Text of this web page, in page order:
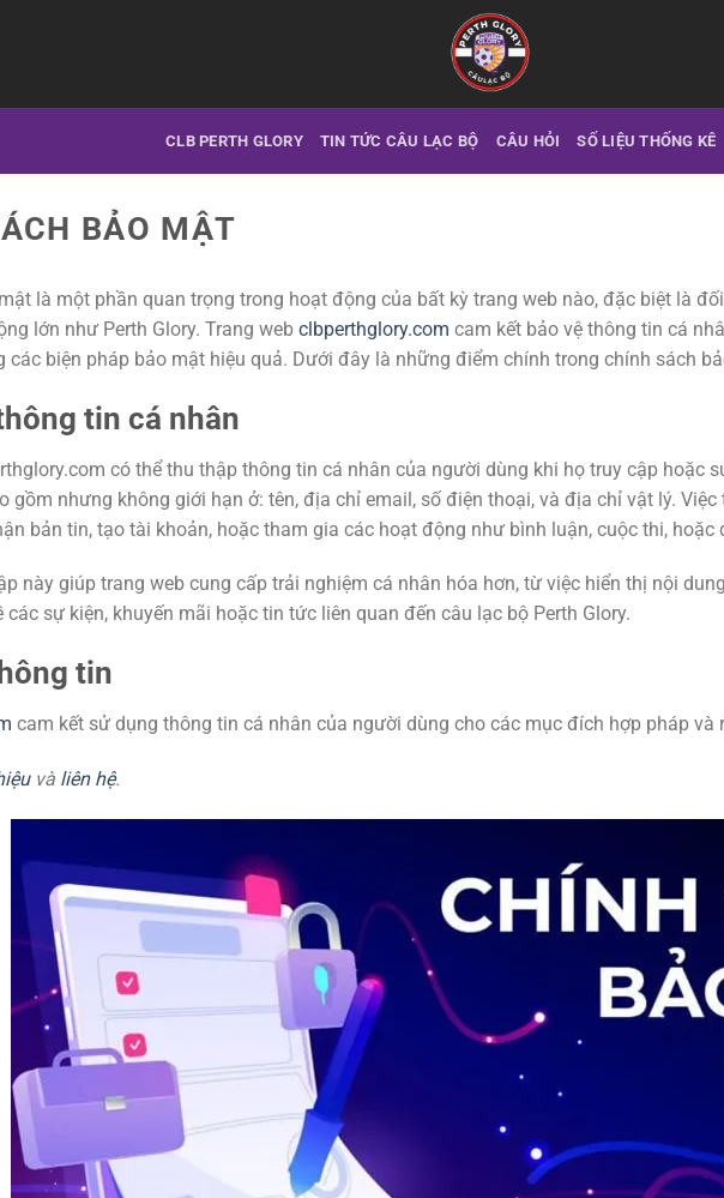
CLB PERTH GLORY TIN TỨC CÂU LẠC BỘ CÂU HỎI SỐ LIỆU THỐNG KÊ
BẢO MẬT
là một phần quan trọng trong hoạt động của bất kỳ trang web nào, đặc biệt là
lớn như Perth Glory. Trang web clbperthglory.com cam kết bảo vệ thông tin cá
các biện pháp bảo mật hiệu quả. Dưới đây là những điểm chính trong chính sách
tin cá nhân
có thể thu thập thông tin cá nhân của người dùng khi họ truy cập hoặc
gồm nhưng không giới hạn ở: tên, địa chỉ email, số điện thoại, và địa chỉ vật lý.
bản tin, tạo tài khoản, hoặc tham gia các hoạt động như bình luận, cuộc thi,
này giúp trang web cung cấp trải nghiệm cá nhân hóa hơn, từ việc hiển thị nội
sự kiện, khuyến mãi hoặc tin tức liên quan đến câu lạc bộ Perth Glory.
tin
cam kết sử dụng thông tin cá nhân của người dùng cho các mục đích hợp pháp và
và liên hệ.